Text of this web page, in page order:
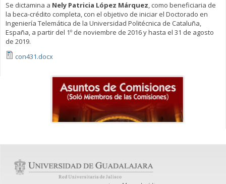
Se dictamina a Nely Patricia López Márquez, como beneficiaria de
la beca-crédito completa, con el objetivo de iniciar el Doctorado en
Ingeniería Telemática de la Universidad Politécnica de Cataluña,
España, a partir del 1º de noviembre de 2016 y hasta el 31 de agosto
de 2019.
con431.docx